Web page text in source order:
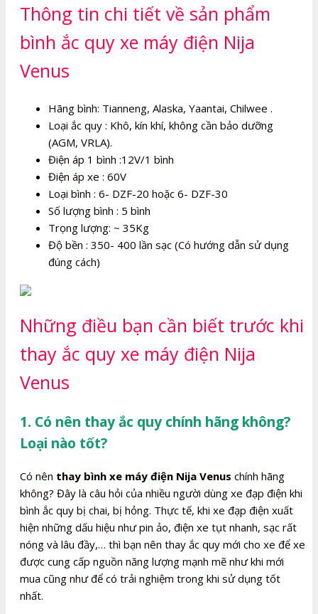
Thông tin chi tiết về sản phẩm
bình ắc quy xe máy điện Nija
Venus
Hãng bình: Tianneng, Alaska, Yaantai, Chilwee .
Loại ắc quy : Khô, kín khí, không cần bảo dưỡng
(AGM, VRLA).
Điện áp 1 bình :12V/1 bình
Điện áp xe : 60V
Loại bình : 6- DZF-20 hoặc 6- DZF-30
Số lượng bình : 5 bình
Trọng lượng: ~ 35Kg
Độ bền : 350- 400 lần sạc (Có hướng dẫn sử dụng
đúng cách)
Những điều bạn cần biết trước khi
thay ắc quy xe máy điện Nija
Venus
1. Có nên thay ắc quy chính hãng không?
Loại nào tốt?
Có nên thay bình xe máy điện Nija Venus chính hãng
không? Đây là câu hỏi của nhiều người dùng xe đạp điện khi
bình ắc quy bị chai, bị hỏng. Thực tế, khi xe đạp điện xuất
hiện những dấu hiệu như pin ảo, điện xe tụt nhanh, sạc rất
nóng và lâu đầy,… thì bạn nên thay ắc quy mới cho xe để xe
được cung cấp nguồn năng lượng mạnh mẽ như khi mới
mua cũng như để có trải nghiệm trong khi sử dụng tốt
nhất.